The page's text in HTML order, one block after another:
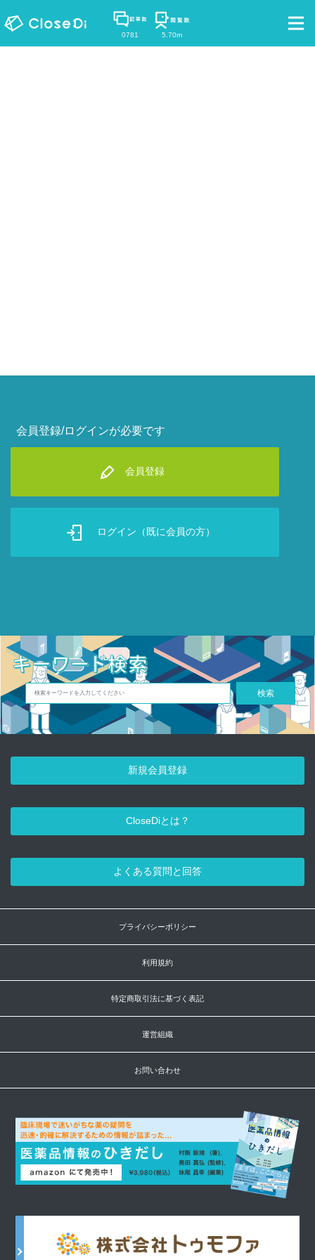
0781 5.70m
会員登録/ログインが必要です
会員登録
ログイン（既に会員の方）
検索
新規会員登録
CloseDiとは？
よくある質問と回答
プライバシーポリシー
利用規約
特定商取引法に基づく表記
運営組織
お問い合わせ